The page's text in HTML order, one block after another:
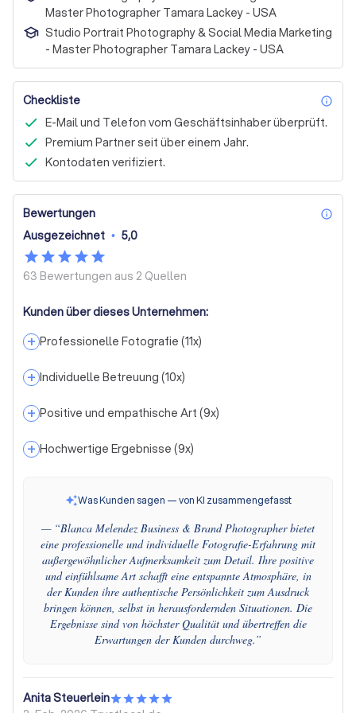
Master Photographer Tamara Lackey - USA
Studio Portrait Photography & Social Media Marketing
- Master Photographer Tamara Lackey - USA
Checkliste
E-Mail und Telefon vom Geschäftsinhaber überprüft.
Premium Partner seit über einem Jahr.
Kontodaten verifiziert.
Bewertungen
Ausgezeichnet • 5,0
63 Bewertungen aus 2 Quellen
Kunden über dieses Unternehmen:
+ Professionelle Fotografie (11x)
+ Individuelle Betreuung (10x)
+ Positive und empathische Art (9x)
+ Hochwertige Ergebnisse (9x)
Was Kunden sagen — von KI zusammengefasst
— “Blanca Melendez Business & Brand Photographer bietet
eine professionelle und individuelle Fotografie-Erfahrung mit
außergewöhnlicher Aufmerksamkeit zum Detail. Ihre positive
und einfühlsame Art schafft eine entspannte Atmosphäre, in
der Kunden ihre authentische Persönlichkeit zum Ausdruck
bringen können, selbst in herausfordernden Situationen. Die
Ergebnisse sind von höchster Qualität und übertreffen die
Erwartungen der Kunden durchweg.”
Anita Steuerlein